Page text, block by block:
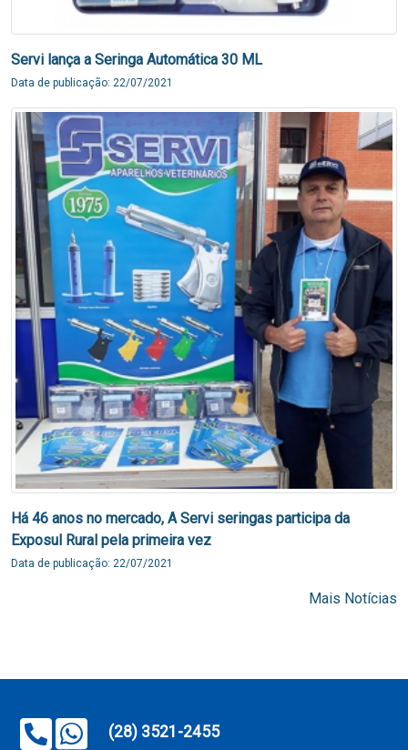
Servi lança a Seringa Automática 30 ML
Data de publicação: 22/07/2021
Há 46 anos no mercado, A Servi seringas participa da
Exposul Rural pela primeira vez
Data de publicação: 22/07/2021
Mais Notícias
(28) 3521-2455